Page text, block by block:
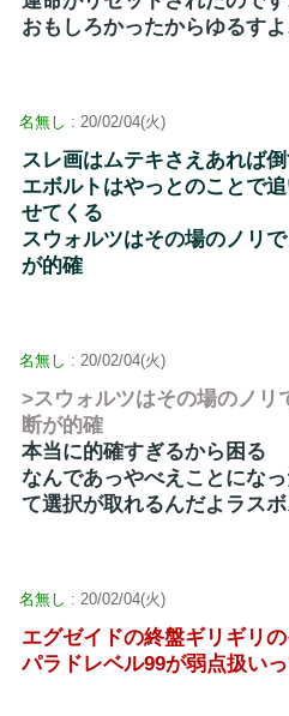
おもしろかったからゆるす
名無し : 20/02/04(火)
スレ画はムテキさえあれば
エボルトはやっとのことで
せてくる
スウォルツはその場のノリ
が的確
名無し : 20/02/04(火)
>スウォルツはその場のノリ
断が的確
本当に的確すぎるから困る
なんであっやべえことにな
て選択が取れるんだよラス
名無し : 20/02/04(火)
エグゼイドの終盤ギリギリ
パラドレベル99が弱点扱い